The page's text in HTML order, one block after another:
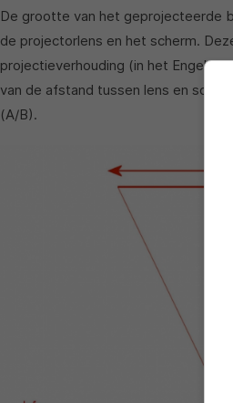
De grootte van het geprojecteerde
de projectorlens en het scherm.
projectieverhouding (in het Engels:
van de afstand tussen lens en
(A/B).